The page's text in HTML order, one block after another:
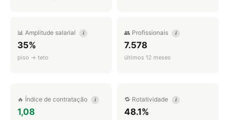
📊 Amplitude salarial i
35%
piso → teto
👥 Profissionais i
7.578
últimos 12 meses
🔥 Índice de contratação i
1,08
🔁 Rotatividade i
48.1%